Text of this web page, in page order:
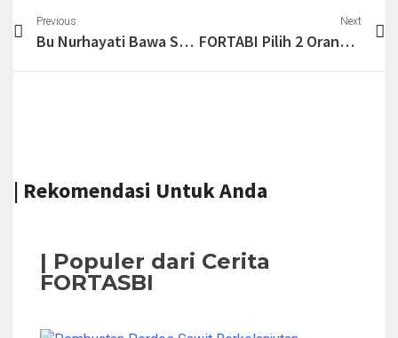
Previous
Bu Nurhayati Bawa Suara Petani Sawit Perempuan Hingga Benua Eropa
Next
FORTABI Pilih 2 Orang Konten Kreator Jadi Ambasador Indonesia di YOUth @ RT2025 Malaysia
| Rekomendasi Untuk Anda
| Populer dari Cerita
FORTASBI